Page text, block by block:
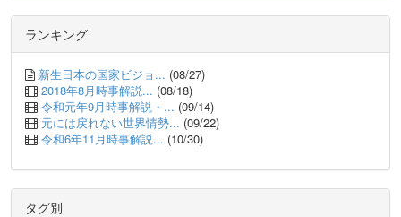
ランキング
新生日本の国家ビジョ... (08/27)
2018年8月時事解説... (08/18)
令和元年9月時事解説・... (09/14)
元には戻れない世界情勢... (09/22)
令和6年11月時事解説... (10/30)
タグ別